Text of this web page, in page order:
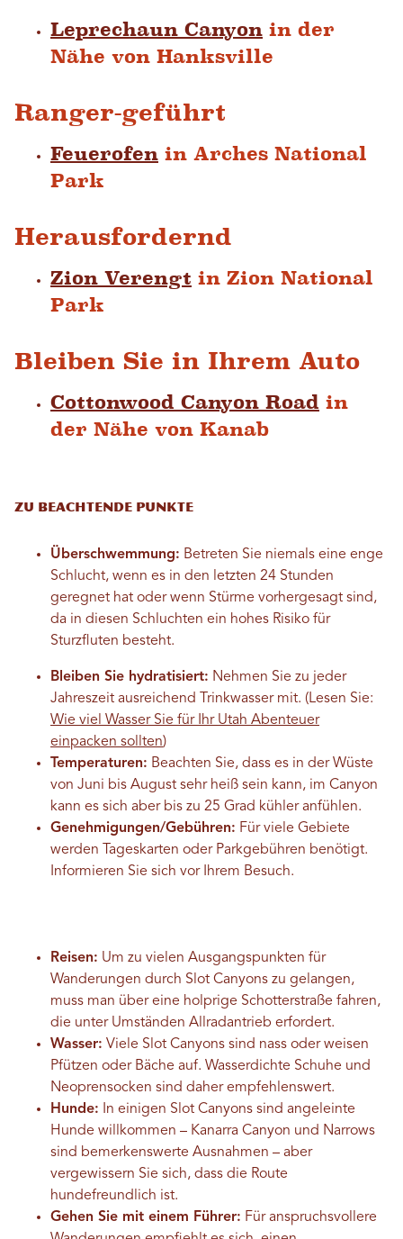
Leprechaun Canyon in der
Nähe von Hanksville
Ranger-geführt
Feuerofen in Arches National
Park
Herausfordernd
Zion Verengt in Zion National
Park
Bleiben Sie in Ihrem Auto
Cottonwood Canyon Road in
der Nähe von Kanab
Zu beachtende Punkte
Überschwemmung: Betreten Sie niemals eine enge
Schlucht, wenn es in den letzten 24 Stunden
geregnet hat oder wenn Stürme vorhergesagt sind,
da in diesen Schluchten ein hohes Risiko für
Sturzfluten besteht.
Bleiben Sie hydratisiert: Nehmen Sie zu jeder
Jahreszeit ausreichend Trinkwasser mit. (Lesen Sie:
Wie viel Wasser Sie für Ihr Utah Abenteuer
einpacken sollten)
Temperaturen: Beachten Sie, dass es in der Wüste
von Juni bis August sehr heiß sein kann, im Canyon
kann es sich aber bis zu 25 Grad kühler anfühlen.
Genehmigungen/Gebühren: Für viele Gebiete
werden Tageskarten oder Parkgebühren benötigt.
Informieren Sie sich vor Ihrem Besuch.
Reisen: Um zu vielen Ausgangspunkten für
Wanderungen durch Slot Canyons zu gelangen,
muss man über eine holprige Schotterstraße fahren,
die unter Umständen Allradantrieb erfordert.
Wasser: Viele Slot Canyons sind nass oder weisen
Pfützen oder Bäche auf. Wasserdichte Schuhe und
Neoprensocken sind daher empfehlenswert.
Hunde: In einigen Slot Canyons sind angeleinte
Hunde willkommen – Kanarra Canyon und Narrows
sind bemerkenswerte Ausnahmen – aber
vergewissern Sie sich, dass die Route
hundefreundlich ist.
Gehen Sie mit einem Führer: Für anspruchsvollere